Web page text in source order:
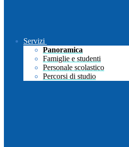
Servizi
Panoramica
Famiglie e studenti
Personale scolastico
Percorsi di studio